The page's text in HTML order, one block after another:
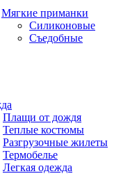
Мягкие приманки
Силиконовые
Съедобные
Плащи от дождя
Теплые костюмы
Разгрузочные жилеты
Термобелье
Легкая одежда